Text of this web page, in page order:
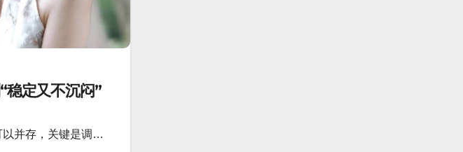
稳定又不沉闷”
以并存，关键是调…